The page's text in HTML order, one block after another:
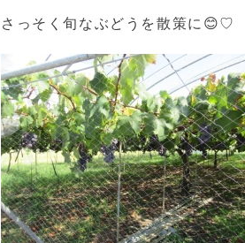
さっそく旬なぶどうを散策に😊♡